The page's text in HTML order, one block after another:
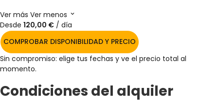
Ver más Ver menos
Desde 120,00 € / día
COMPROBAR DISPONIBILIDAD Y PRECIO
Sin compromiso: elige tus fechas y ve el precio total al
momento.
Condiciones del alquiler